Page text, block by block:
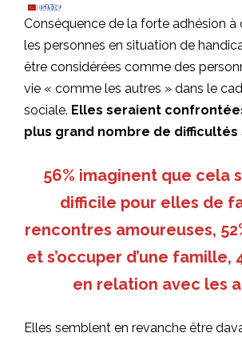
Conséquence de la forte adhésion à
les personnes en situation de
être considérées comme des
vie « comme les autres » dans le
sociale. Elles seraient
plus grand nombre de difficultés
56% imaginent que cela
difficile pour elles de
rencontres amoureuses,
et s’occuper d’une famille,
en relation avec les
Elles semblent en revanche être